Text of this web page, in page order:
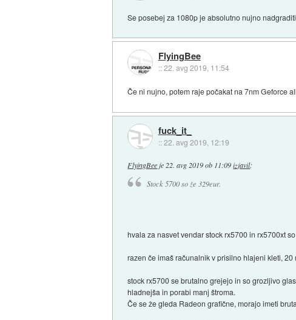
Se posebej za 1080p je absolutno nujno
FlyingBee
::22. avg 2019, 11:54
Če ni nujno, potem raje počakat na 7nm Geforce
fuck_it_
::22. avg 2019, 12:19
FlyingBeeje22. avg 2019 ob 11:09 izjavil:
Stock 5700 so že 329eur.
hvala za nasvet vendar stock rx5700 in rx5700xt
razen če imaš računalnik v prisilno hlajeni kleti, 20
stock rx5700 se brutalno grejejo in so grozljivo
hladnejša in porabi manj štroma.
Če se že gleda Radeon grafične, morajo imeti